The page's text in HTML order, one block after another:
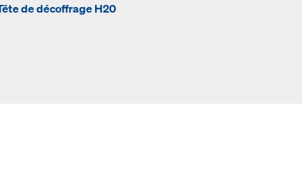
de décoffrage H20